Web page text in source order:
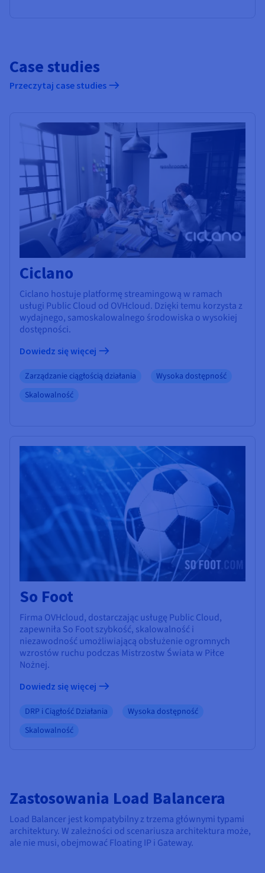
Case studies
Przeczytaj case studies
Ciclano
Ciclano hostuje platformę streamingową w ramach
usługi Public Cloud od OVHcloud. Dzięki temu korzysta z
wydajnego, samoskalowalnego środowiska o wysokiej
dostępności.
Dowiedz się więcej
Zarządzanie ciągłością działania
Wysoka dostępność
Skalowalność
So Foot
Firma OVHcloud, dostarczając usługę Public Cloud,
zapewniła So Foot szybkość, skalowalność i
niezawodność umożliwiającą obsłużenie ogromnych
wzrostów ruchu podczas Mistrzostw Świata w Piłce
Nożnej.
Dowiedz się więcej
DRP i Ciągłość Działania
Wysoka dostępność
Skalowalność
Zastosowania Load Balancera
Load Balancer jest kompatybilny z trzema głównymi typami
architektury. W zależności od scenariusza architektura może,
ale nie musi, obejmować Floating IP i Gateway.